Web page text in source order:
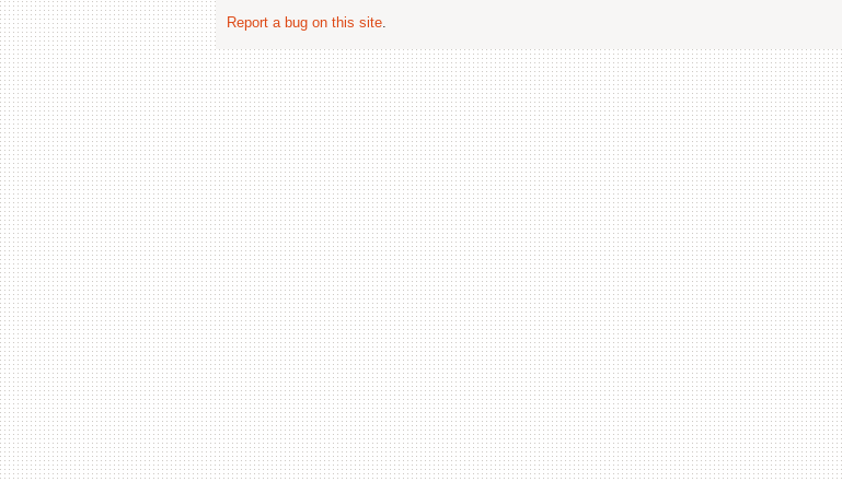
Report a bug on this site.